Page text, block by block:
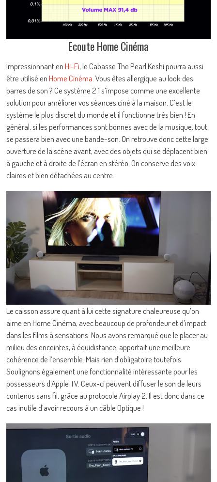
Ecoute Home Cinéma
Impressionnant enHi-Fi, le Cabasse The Pearl Keshi pourra aussi
être utilisé enHome Cinéma . Vous êtes allergique au look des
barres de son ? Ce système 2.1 s’impose comme une excellente
solution pour améliorer vos séances ciné à la maison. C’est le
système le plus discret du monde et il fonctionne très bien ! En
général, si les performances sont bonnes avec de la musique, tout
se passera bien avec une bande-son. On retrouve donc cette large
ouverture de la scène avant, avec des objets qui se déplacent bien
à gauche et à droite de l’écran en stéréo. On conserve des voix
claires et bien détachées au centre.
Le caisson assure quant à lui cette signature chaleureuse qu’on
aime en Home Cinéma, avec beaucoup de profondeur et d’impact
dans les films à sensations. Nous avons remarqué que le placer au
milieu des enceintes, à équidistance, apportait une meilleure
cohérence de l’ensemble. Mais rien d’obligatoire toutefois.
Soulignons également une fonctionnalité intéressante pour les
possesseurs d’Apple TV. Ceux-ci peuvent diffuser le son de leurs
contenus sans fil, grâce au protocole Airplay 2. Il est donc dans ce
cas inutile d’avoir recours à un câble Optique !